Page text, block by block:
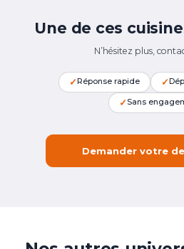
Une de ces
N’hésitez plus,
✓ Réponse rapide ✓
✓ Sans
Demander votre